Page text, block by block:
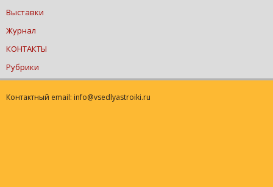
Выставки
Журнал
КОНТАКТЫ
Рубрики
Контактный email: info@vsedlyastroiki.ru